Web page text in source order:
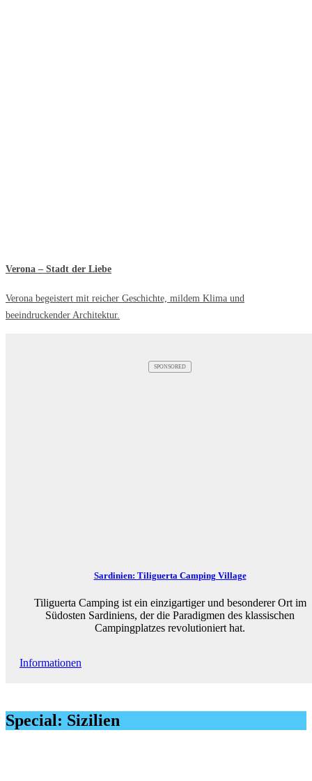
Verona – Stadt der Liebe
Verona begeistert mit reicher Geschichte, mildem Klima und
beeindruckender Architektur.
SPONSORED
Sardinien: Tiliguerta Camping Village
Tiliguerta Camping ist ein einzigartiger und besonderer Ort im
Südosten Sardiniens, der die Paradigmen des klassischen
Campingplatzes revolutioniert hat.
Informationen
Special: Sizilien